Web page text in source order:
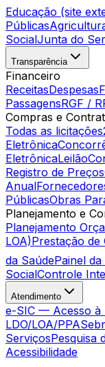
Educação (site
Públicas
SocialJunta do
Transparência
Financeiro
ReceitasDespesas
PassagensRGF /
Compras e
Todas as licitações
Eletrônica
EletrônicaLeilão
Registro de Preços
Anual
PúblicasObras
Planejamento e
Planejamento
LOA)Prestação de
da SaúdePainel
SocialControle
Atendimento
e-SIC — Acesso à
LDO/LOA/PPA
ServiçosPesquisa
Acessibilidade